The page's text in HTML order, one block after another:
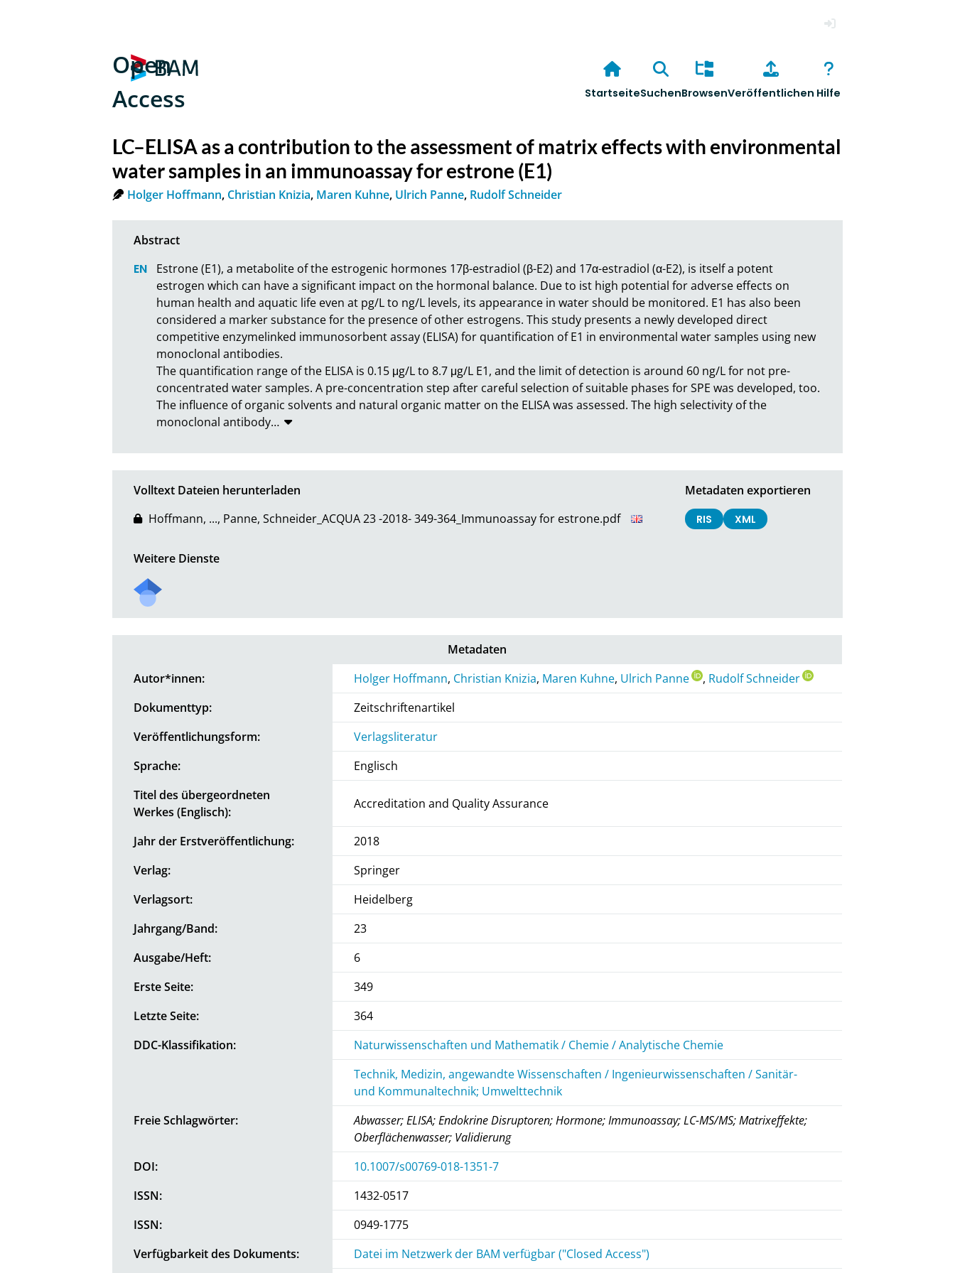
Open
Access
StartseiteSuchenBrowsenVeröffentlichen Hilfe
LC–ELISA as a contribution to the assessment of matrix effects with environmental
water samples in an immunoassay for estrone (E1)
Holger Hoffmann, Christian Knizia, Maren Kuhne, Ulrich Panne, Rudolf Schneider
Estrone (E1), a metabolite of the estrogenic hormones 17β-estradiol (β-E2) and 17α-estradiol (α-E2), is itself a potent
estrogen which can have a significant impact on the hormonal balance. Due to ist high potential for adverse effects on
human health and aquatic life even at pg/L to ng/L levels, its appearance in water should be monitored. E1 has also been
considered a marker substance for the presence of other estrogens. This study presents a newly developed direct
competitive enzymelinked immunosorbent assay (ELISA) for quantification of E1 in environmental water samples using new
monoclonal antibodies.
The quantification range of the ELISA is 0.15 μg/L to 8.7 μg/L E1, and the limit of detection is around 60 ng/L for not pre-
concentrated water samples. A pre-concentration step after careful selection of suitable phases for SPE was developed, too.
The influence of organic solvents and natural organic matter on the ELISA was assessed. The high selectivity of the
monoclonal antibody…
Volltext Dateien herunterladen
Hoffmann, ..., Panne, Schneider_ACQUA 23 -2018- 349-364_Immunoassay for estrone.pdf
Metadaten exportieren
RIS XML
Weitere Dienste
Metadaten
Autor*innen:
Holger Hoffmann, Christian Knizia, Maren Kuhne, Ulrich Panne , Rudolf Schneider
Dokumenttyp:
Zeitschriftenartikel
Veröffentlichungsform:
Verlagsliteratur
Sprache:
Englisch
Titel des übergeordneten
Werkes (Englisch):
Accreditation and Quality Assurance
Jahr der Erstveröffentlichung:
2018
Verlag:
Springer
Verlagsort:
Heidelberg
Jahrgang/Band:
23
Ausgabe/Heft:
6
Erste Seite:
349
Letzte Seite:
364
DDC-Klassifikation:
Naturwissenschaften und Mathematik / Chemie / Analytische Chemie
Technik, Medizin, angewandte Wissenschaften / Ingenieurwissenschaften / Sanitär-
und Kommunaltechnik; Umwelttechnik
Freie Schlagwörter:
Abwasser; ELISA; Endokrine Disruptoren; Hormone; Immunoassay; LC-MS/MS; Matrixeffekte;
Oberflächenwasser; Validierung
DOI:
10.1007/s00769-018-1351-7
ISSN:
1432-0517
ISSN:
0949-1775
Verfügbarkeit des Dokuments:
Datei im Netzwerk der BAM verfügbar ("Closed Access")